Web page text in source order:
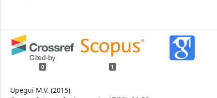
0 1
Upegui M.V. (2015)